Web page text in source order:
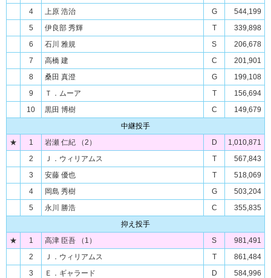
4
上原 浩治 G
544,199
5
伊良部 秀輝 T
339,898
6
石川 雅規 S
206,678
7
高橋 建 C
201,901
8
桑田 真澄 G
199,108
9
Ｔ．ムーア T
156,694
10
黒田 博樹 C
149,679
中継投手
★
1 岩瀬 仁紀 （2） D
1,010,871
2
Ｊ．ウィリアムス T
567,843
3
安藤 優也 T
518,069
4
岡島 秀樹 G
503,204
5
永川 勝浩 C
355,835
抑え投手
★
1 高津 臣吾 （1） S
981,491
2
Ｊ．ウィリアムス T
861,484
3
Ｅ．ギャラード D
584,996